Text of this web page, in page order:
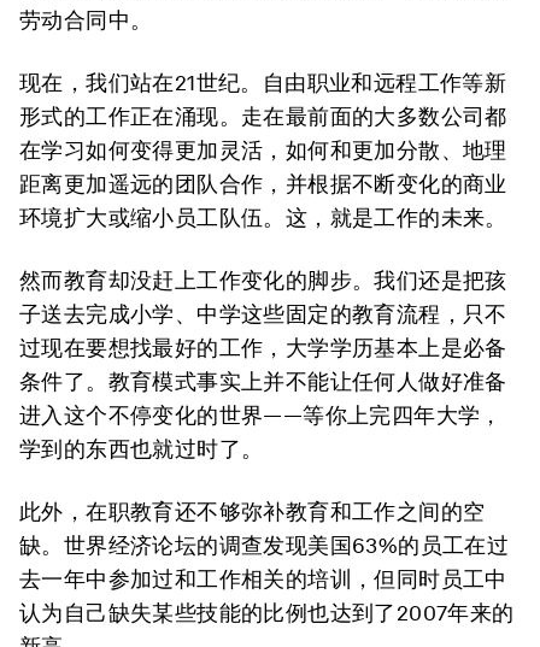
劳动合同中。
现在，我们站在21世纪。自由职业和远程工作等新
形式的工作正在涌现。走在最前面的大多数公司都
在学习如何变得更加灵活，如何和更加分散、地理
距离更加遥远的团队合作，并根据不断变化的商业
环境扩大或缩小员工队伍。这，就是工作的未来。
然而教育却没赶上工作变化的脚步。我们还是把孩
子送去完成小学、中学这些固定的教育流程，只不
过现在要想找最好的工作，大学学历基本上是必备
条件了。教育模式事实上并不能让任何人做好准备
进入这个不停变化的世界——等你上完四年大学，
学到的东西也就过时了。
此外，在职教育还不够弥补教育和工作之间的空
缺。世界经济论坛的调查发现美国63%的员工在过
去一年中参加过和工作相关的培训，但同时员工中
认为自己缺失某些技能的比例也达到了2007年来的